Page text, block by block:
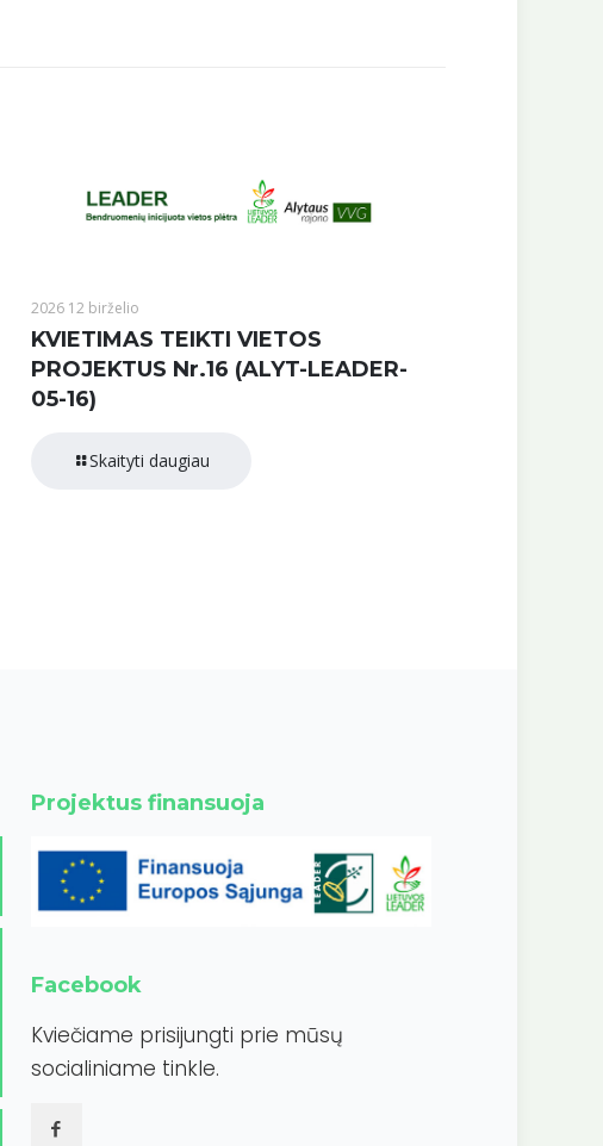
2026 12 birželio
KVIETIMAS TEIKTI VIETOS
PROJEKTUS Nr.16 (ALYT-LEADER-
05-16)
Skaityti daugiau
Projektus finansuoja
Facebook
Kviečiame prisijungti prie mūsų
socialiniame tinkle.